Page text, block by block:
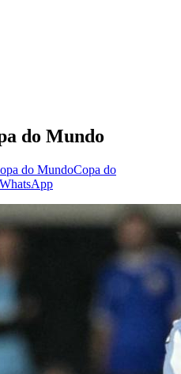
do Mundo
do MundoCopa do